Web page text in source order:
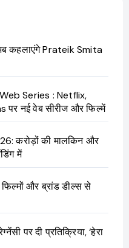
कहलाएंगे Prateik Smita
Series : Netflix,
नई वेब सीरीज और फिल्में
करोड़ों की मालकिन और
में
और ब्रांड डील्स से
पर दी प्रतिक्रिया, ‘हेरा